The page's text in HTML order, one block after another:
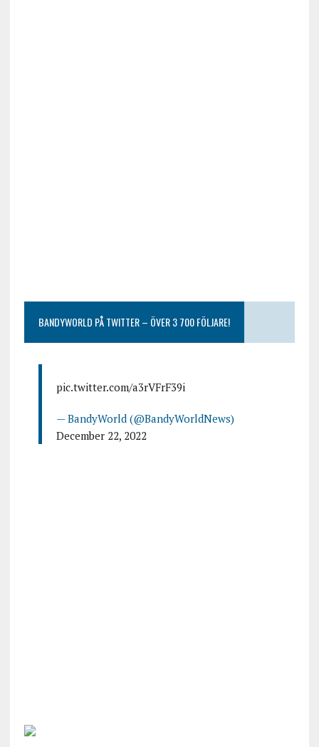
BANDYWORLD PÅ TWITTER – ÖVER 3 700 FÖLJARE!
pic.twitter.com/a3rVFrF39i
— BandyWorld (@BandyWorldNews)
December 22, 2022